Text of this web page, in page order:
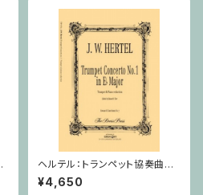
ヘルテル：トランペット協奏曲第1
番 変ホ長調/トランペット・ピア
ノ
¥4,650